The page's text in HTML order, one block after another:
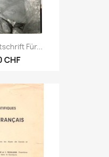
Für...
CHF